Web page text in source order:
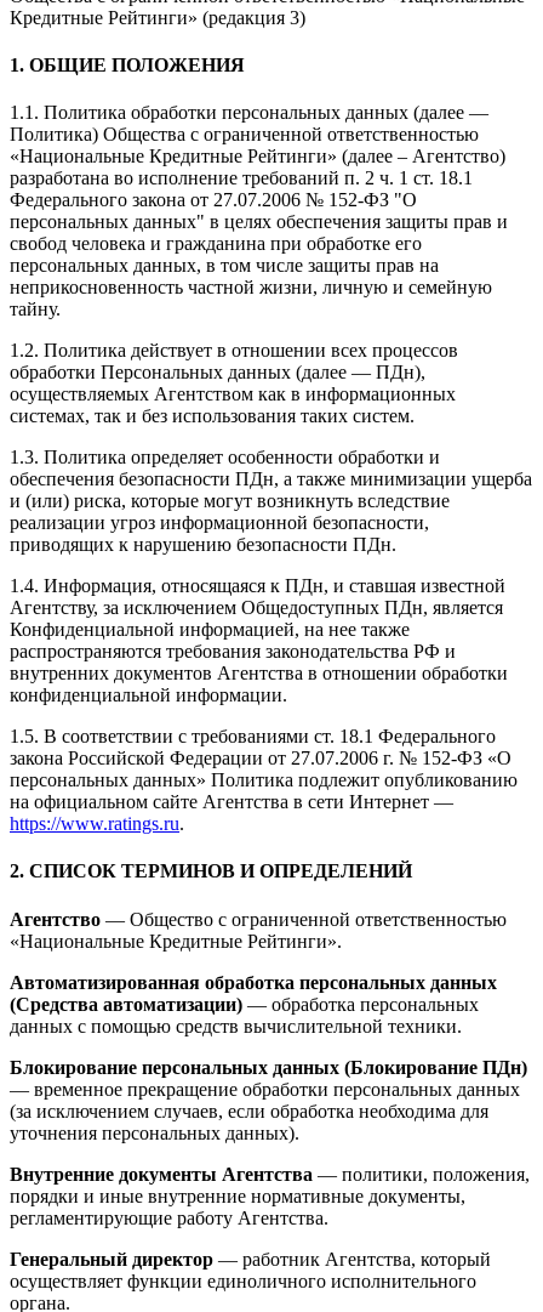
Кредитные Рейтинги» (редакция 3)
1. ОБЩИЕ ПОЛОЖЕНИЯ
1.1. Политика обработки персональных данных (далее —
Политика) Общества с ограниченной ответственностью
«Национальные Кредитные Рейтинги» (далее – Агентство)
разработана во исполнение требований п. 2 ч. 1 ст. 18.1
Федерального закона от 27.07.2006 № 152-ФЗ "О
персональных данных" в целях обеспечения защиты прав и
свобод человека и гражданина при обработке его
персональных данных, в том числе защиты прав на
неприкосновенность частной жизни, личную и семейную
тайну.
1.2. Политика действует в отношении всех процессов
обработки Персональных данных (далее — ПДн),
осуществляемых Агентством как в информационных
системах, так и без использования таких систем.
1.3. Политика определяет особенности обработки и
обеспечения безопасности ПДн, а также минимизации ущерба
и (или) риска, которые могут возникнуть вследствие
реализации угроз информационной безопасности,
приводящих к нарушению безопасности ПДн.
1.4. Информация, относящаяся к ПДн, и ставшая известной
Агентству, за исключением Общедоступных ПДн, является
Конфиденциальной информацией, на нее также
распространяются требования законодательства РФ и
внутренних документов Агентства в отношении обработки
конфиденциальной информации.
1.5. В соответствии с требованиями ст. 18.1 Федерального
закона Российской Федерации от 27.07.2006 г. № 152-ФЗ «О
персональных данных» Политика подлежит опубликованию
на официальном сайте Агентства в сети Интернет —
https://www.ratings.ru.
2. СПИСОК ТЕРМИНОВ И ОПРЕДЕЛЕНИЙ
Агентство — Общество с ограниченной ответственностью
«Национальные Кредитные Рейтинги».
Автоматизированная обработка персональных данных
(Средства автоматизации) — обработка персональных
данных с помощью средств вычислительной техники.
Блокирование персональных данных (Блокирование ПДн)
— временное прекращение обработки персональных данных
(за исключением случаев, если обработка необходима для
уточнения персональных данных).
Внутренние документы Агентства — политики, положения,
порядки и иные внутренние нормативные документы,
регламентирующие работу Агентства.
Генеральный директор — работник Агентства, который
осуществляет функции единоличного исполнительного
органа.